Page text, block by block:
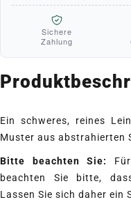
Sichere
Zahlung
Ein schweres, reines
Muster aus abstrahierten
Bitte beachten Sie:
beachten Sie bitte,
Lassen Sie sich daher ein